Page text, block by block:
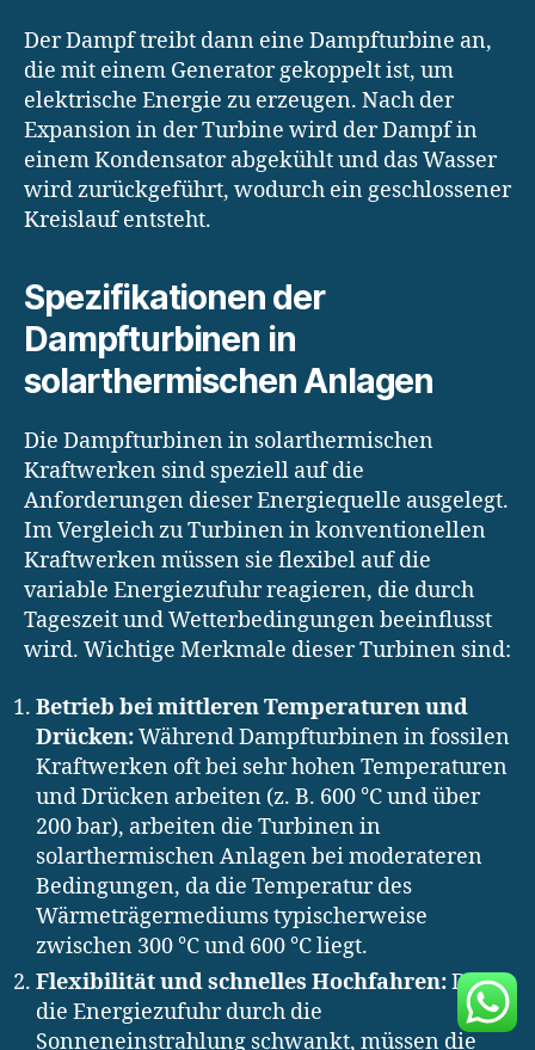
Der Dampf treibt dann eine Dampfturbine an,
die mit einem Generator gekoppelt ist, um
elektrische Energie zu erzeugen. Nach der
Expansion in der Turbine wird der Dampf in
einem Kondensator abgekühlt und das Wasser
wird zurückgeführt, wodurch ein geschlossener
Kreislauf entsteht.
Spezifikationen der
Dampfturbinen in
solarthermischen Anlagen
Die Dampfturbinen in solarthermischen
Kraftwerken sind speziell auf die
Anforderungen dieser Energiequelle ausgelegt.
Im Vergleich zu Turbinen in konventionellen
Kraftwerken müssen sie flexibel auf die
variable Energiezufuhr reagieren, die durch
Tageszeit und Wetterbedingungen beeinflusst
wird. Wichtige Merkmale dieser Turbinen sind:
Betrieb bei mittleren Temperaturen und
Drücken:Während Dampfturbinen in fossilen
Kraftwerken oft bei sehr hohen Temperaturen
und Drücken arbeiten (z. B. 600 °C und über
200 bar), arbeiten die Turbinen in
solarthermischen Anlagen bei moderateren
Bedingungen, da die Temperatur des
Wärmeträgermediums typischerweise
zwischen 300 °C und 600 °C liegt.
Flexibilität und schnelles Hochfahren:Da
die Energiezufuhr durch die
Sonneneinstrahlung schwankt, müssen die